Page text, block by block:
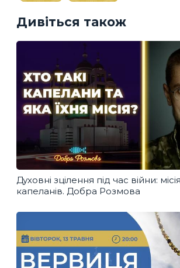
Дивіться також
Духовні зцілення під час війни:
капеланів. Добра Розмова